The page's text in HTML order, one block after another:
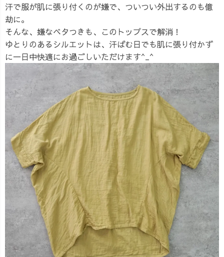
汗で服が肌に張り付くのが嫌で、ついつい外出するのも億
劫に。
そんな、嫌なベタつきも、このトップスで解消！
ゆとりのあるシルエットは、汗ばむ日でも肌に張り付かず
に一日中快適にお過ごしいただけます^_^